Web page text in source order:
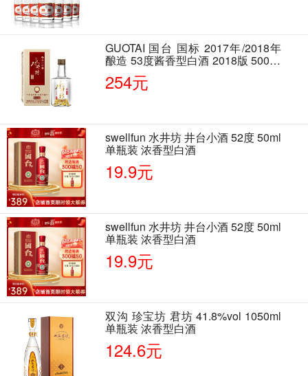
GUOTAI 国台 国标 2017年/2018年
酿造 53度酱香型白酒 2018版 500ml
单瓶装
254元
swellfun 水井坊 井台小酒 52度 50ml
单瓶装 浓香型白酒
19.9元
swellfun 水井坊 井台小酒 52度 50ml
单瓶装 浓香型白酒
19.9元
双沟 珍宝坊 君坊 41.8%vol 1050ml
单瓶装 浓香型白酒
124.6元